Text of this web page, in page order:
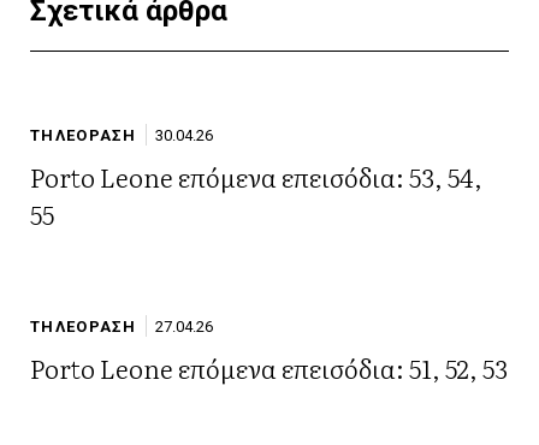
Σχετικά άρθρα
ΤΗΛΕΟΡΑΣΗ 30.04.26
Porto Leone επόμενα επεισόδια: 53, 54,
55
ΤΗΛΕΟΡΑΣΗ 27.04.26
Porto Leone επόμενα επεισόδια: 51, 52, 53